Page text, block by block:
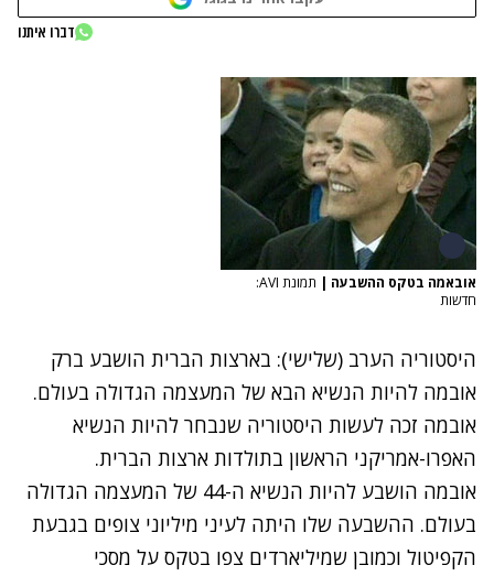
דברו איתנו
אובאמה בטקס ההשבעה |
תמונת AVI:
חדשות
היסטוריה הערב (שלישי): בארצות הברית הושבע ברק
אובמה להיות הנשיא הבא של המעצמה הגדולה בעולם.
אובמה זכה לעשות היסטוריה שנבחר להיות הנשיא
האפרו-אמריקני הראשון בתולדות ארצות הברית.
אובמה הושבע להיות הנשיא ה-44 של המעצמה הגדולה
בעולם. ההשבעה שלו היתה לעיני מיליוני צופים בגבעת
הקפיטול וכמובן שמיליארדים צפו בטקס על מסכי